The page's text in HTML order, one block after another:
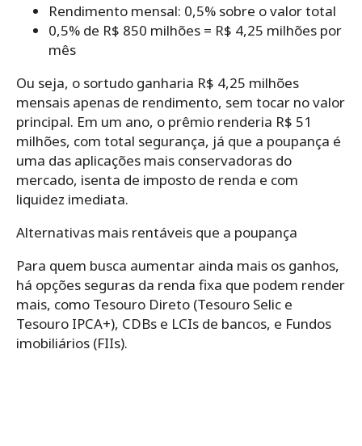
Rendimento mensal: 0,5% sobre o valor total
0,5% de R$ 850 milhões = R$ 4,25 milhões por
mês
Ou seja, o sortudo ganharia R$ 4,25 milhões
mensais apenas de rendimento, sem tocar no valor
principal. Em um ano, o prêmio renderia R$ 51
milhões, com total segurança, já que a poupança é
uma das aplicações mais conservadoras do
mercado, isenta de imposto de renda e com
liquidez imediata.
Alternativas mais rentáveis que a poupança
Para quem busca aumentar ainda mais os ganhos,
há opções seguras da renda fixa que podem render
mais, como Tesouro Direto (Tesouro Selic e
Tesouro IPCA+), CDBs e LCIs de bancos, e Fundos
imobiliários (FIIs).